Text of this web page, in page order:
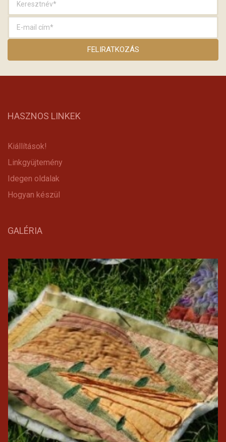
HASZNOS LINKEK
Kiállítások!
Linkgyüjtemény
Idegen oldalak
Hogyan készül
GALÉRIA